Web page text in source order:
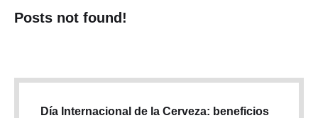
Posts not found!
Día Internacional de la Cerveza: beneficios